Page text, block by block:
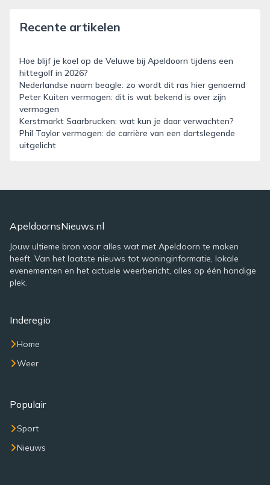
Recente artikelen
Hoe blijf je koel op de Veluwe bij Apeldoorn tijdens een
hittegolf in 2026?
Nederlandse naam beagle: zo wordt dit ras hier genoemd
Peter Kuiten vermogen: dit is wat bekend is over zijn
vermogen
Kerstmarkt Saarbrucken: wat kun je daar verwachten?
Phil Taylor vermogen: de carrière van een dartslegende
uitgelicht
ApeldoornsNieuws.nl
Jouw ultieme bron voor alles wat met Apeldoorn te maken
heeft. Van het laatste nieuws tot woninginformatie, lokale
evenementen en het actuele weerbericht, alles op één handige
plek.
Inderegio
Home
Weer
Populair
Sport
Nieuws